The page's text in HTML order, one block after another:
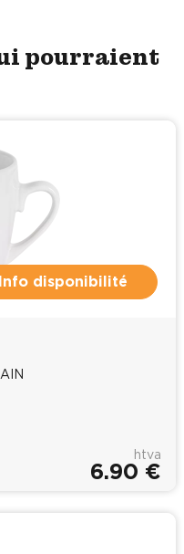
pourraient
Info disponibilité
htva
6.90 €